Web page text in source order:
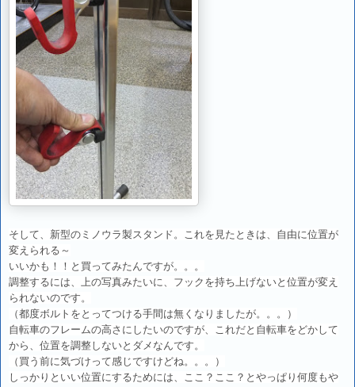
そして、新型のミノウラ製スタンド。これを見たときは、自由に位置が
変えられる～
いいかも！！と買ってみたんですが。。。
調整するには、上の写真みたいに、フックを持ち上げないと位置が変え
られないのです。
（都度ボルトをとってつける手間は無くなりましたが。。。）
自転車のフレームの高さにしたいのですが、これだと自転車をどかして
から、位置を調整しないとダメなんです。
（買う前に気づけって感じですけどね。。。）
しっかりといい位置にするためには、ここ？ここ？とやっぱり何度もや